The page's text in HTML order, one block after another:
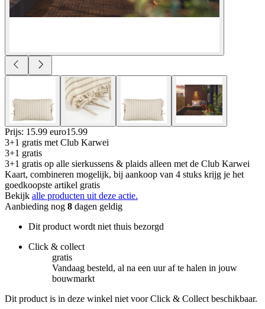
Prijs: 15.99 euro15.99
3+1 gratis met Club Karwei
3+1 gratis
3+1 gratis op alle sierkussens & plaids alleen met de Club Karwei
Kaart, combineren mogelijk, bij aankoop van 4 stuks krijg je het
goedkoopste artikel gratis
Bekijk alle producten uit deze actie.
Aanbieding nog 8 dagen geldig
Dit product wordt niet thuis bezorgd
Click & collect
gratis
Vandaag besteld, al na een uur af te halen in jouw
bouwmarkt
Dit product is in deze winkel niet voor Click & Collect beschikbaar.